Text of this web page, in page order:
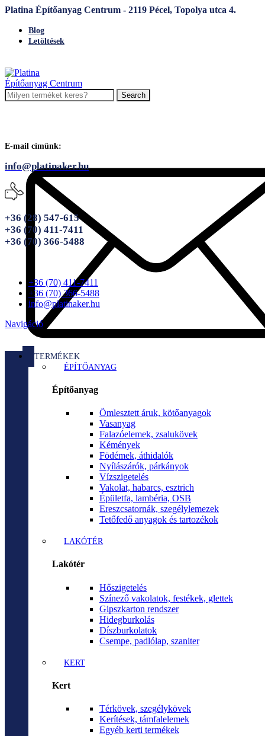
Platina Építőanyag Centrum - 2119 Pécel, Topolya utca 4.
Blog
Letöltések
Search
E-mail címünk:
info@platinaker.hu
+36 (28) 547-615
+36 (70) 411-7411
+36 (70) 366-5488
+36 (70) 411-7411
+36 (70) 366-5488
info@platinaker.hu
Navigáció
TERMÉKEK
ÉPÍTŐANYAG
Építőanyag
Ömlesztett áruk, kötőanyagok
Vasanyag
Falazóelemek, zsalukövek
Kémények
Födémek, áthidalók
Nyílászárók, párkányok
Vízszigetelés
Vakolat, habarcs, esztrich
Épületfa, lambéria, OSB
Ereszcsatornák, szegélylemezek
Tetőfedő anyagok és tartozékok
LAKÓTÉR
Lakótér
Hőszigetelés
Színező vakolatok, festékek, glettek
Gipszkarton rendszer
Hidegburkolás
Díszburkolatok
Csempe, padlólap, szaniter
KERT
Kert
Térkövek, szegélykövek
Kerítések, támfalelemek
Egyéb kerti termékek